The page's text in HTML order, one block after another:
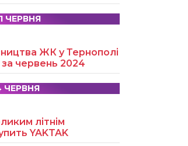
ЧЕРВНЯ
ЖК у Тернополі
червень 2024
ЧЕРВНЯ
літнім
YAKTAK